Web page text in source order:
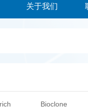
关于我们
Bioclone